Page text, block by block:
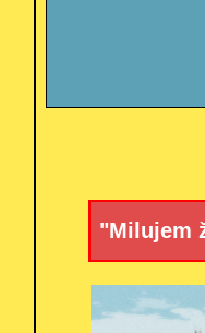
"Milujem život"